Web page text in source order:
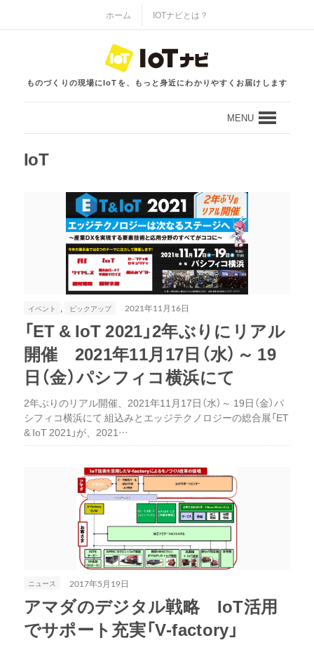
ホーム IOTナビとは？
ものづくりの現場にIoTを、もっと身近にわかりやすくお届けします
MENU
IoT
イベント , ピックアップ 2021年11月16日
「ET & IoT 2021」2年ぶりにリアル
開催 2021年11月17日（水）～ 19
日（金）パシフィコ横浜にて
2年ぶりのリアル開催、2021年11月17日（水）～ 19日（金）パ
シフィコ横浜にて 組込みとエッジテクノロジーの総合展「ET
& IoT 2021」が、2021…
ニュース 2017年5月19日
アマダのデジタル戦略 IoT活用
でサポート充実「V-factory」